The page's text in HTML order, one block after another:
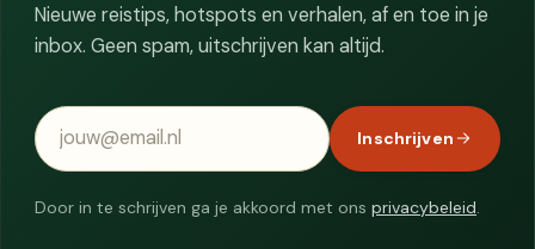
Nieuwe reistips, hotspots en verhalen, af en toe in je
inbox. Geen spam, uitschrijven kan altijd.
E-mailadres
Inschrijven
Door in te schrijven ga je akkoord met ons privacybeleid.